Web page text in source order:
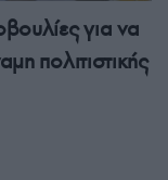
για να
πολιτιστικής